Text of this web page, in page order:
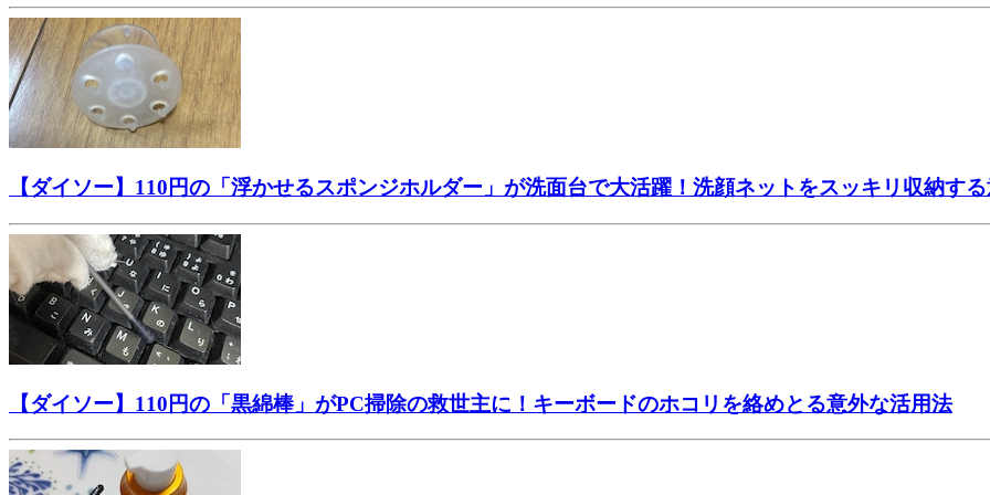
【ダイソー】110円の「浮かせるスポンジホルダー」が洗面台で大活躍！洗顔ネットをスッキリ収納す
【ダイソー】110円の「黒綿棒」がPC掃除の救世主に！キーボードのホコリを絡めとる意外な活用法